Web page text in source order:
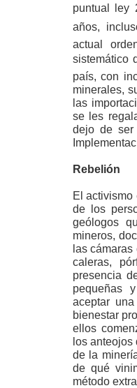
puntual ley
años,
actual
sistemático
país, con
minerales,
las
se les
dejo de ser
Rebelión
El
de los
geólogos
mineros,
las
caleras,
presencia
pequeñas
aceptar
bienestar
ellos
los anteojos
de la
de qué
método